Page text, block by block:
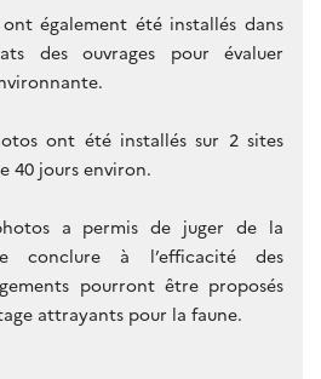
également été installés dans
des ouvrages pour évaluer
ont été installés sur 2 sites
40 jours environ.
a permis de juger de la
conclure à l’efficacité des
pourront être proposés
attrayants pour la faune.